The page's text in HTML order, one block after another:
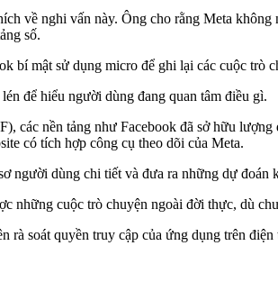
về nghi vấn này. Ông cho rằng Meta
số.
bí mật sử dụng micro để ghi lại các cuộc trò
để hiểu người dùng đang quan tâm điều gì.
các nền tảng như Facebook đã sở hữu
có tích hợp công cụ theo dõi của Meta.
người dùng chi tiết và đưa ra những dự đoán
những cuộc trò chuyện ngoài đời thực, dù
soát quyền truy cập của ứng dụng trên